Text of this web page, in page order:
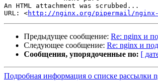
An HTML attachment was scrubbed...
URL: <http://nginx.org/pipermail/nginx-
Предыдущее сообщение: Re: nginx и
Следующее сообщение: Re: nginx и
Сообщения, упорядоченные по: [
Подробная информация о списке рассылки